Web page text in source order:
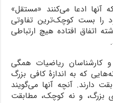
آنها ادعا می‌کنند «مستقل»
را بست کوچک‌ترین تفاوتی
اتفاق افتاده هیچ ارتباطی
و کارشناسان ریاضیات همگی
که به اندازۀ کافی بزرگ
دارند. آنچه آنها می‌گویند
بزرگ، و نه کوچک، مطابقت